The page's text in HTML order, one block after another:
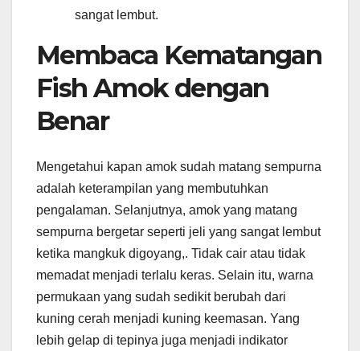
sangat lembut.
Membaca Kematangan
Fish Amok dengan
Benar
Mengetahui kapan amok sudah matang sempurna
adalah keterampilan yang membutuhkan
pengalaman. Selanjutnya, amok yang matang
sempurna bergetar seperti jeli yang sangat lembut
ketika mangkuk digoyang,. Tidak cair atau tidak
memadat menjadi terlalu keras. Selain itu, warna
permukaan yang sudah sedikit berubah dari
kuning cerah menjadi kuning keemasan. Yang
lebih gelap di tepinya juga menjadi indikator